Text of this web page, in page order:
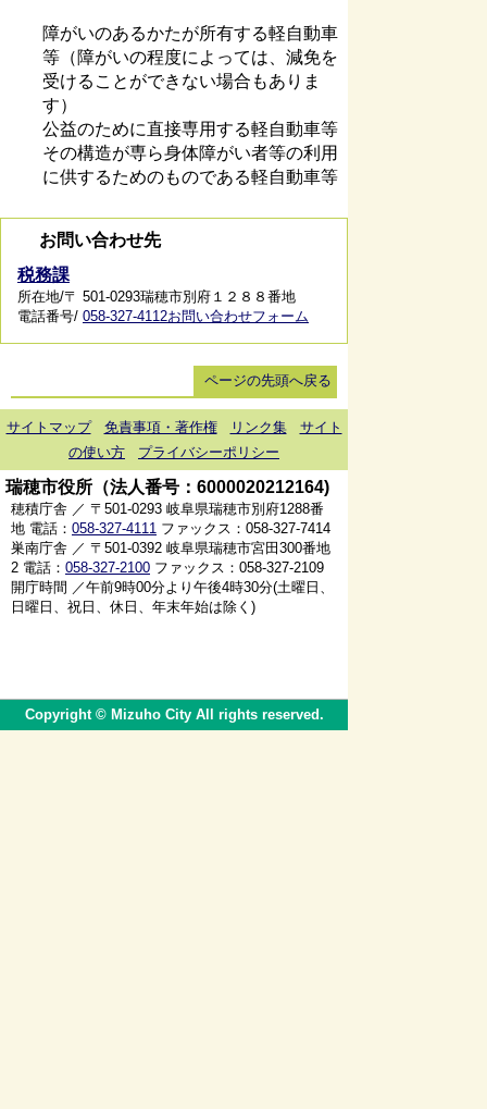
障がいのあるかたが所有する軽自動車
等（障がいの程度によっては、減免を
受けることができない場合もありま
す）
公益のために直接専用する軽自動車等
その構造が専ら身体障がい者等の利用
に供するためのものである軽自動車等
お問い合わせ先
税務課
所在地/〒 501-0293瑞穂市別府１２８８番地
電話番号/ 058-327-4112お問い合わせフォーム
ページの先頭へ戻る
サイトマップ 免責事項・著作権 リンク集
サイト
の使い方
プライバシーポリシー
瑞穂市役所（法人番号：6000020212164)
穂積庁舎 ／ 〒501-0293 岐阜県瑞穂市別府1288番
地 電話： 058-327-4111 ファックス：058-327-7414
巣南庁舎 ／ 〒501-0392 岐阜県瑞穂市宮田300番地
2 電話： 058-327-2100 ファックス：058-327-2109
開庁時間 ／午前9時00分より午後4時30分(土曜日、
日曜日、祝日、休日、年末年始は除く)
Copyright © Mizuho City All rights reserved.